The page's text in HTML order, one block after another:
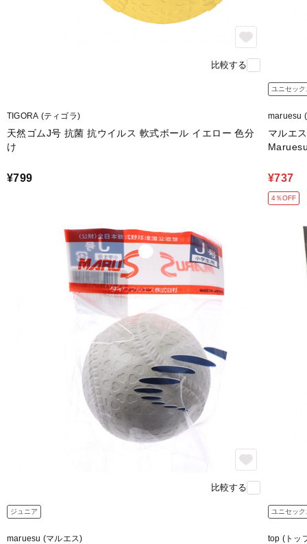
比較する
TIGORA (ティゴラ)
天然ゴムJ号 抗菌 抗ウイルス 軟式ボール イエロー 色分
け
¥799
ユニセック
maruesu
マルエ
¥737
4％OFF
比較する
ジュニア
maruesu (マルエス)
ユニセック
top (トッ